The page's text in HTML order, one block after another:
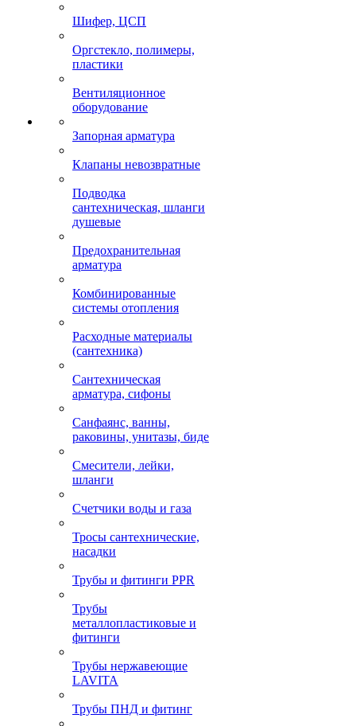
Шифер, ЦСП
Оргстекло, полимеры,
пластики
Вентиляционное
оборудование
Запорная арматура
Клапаны невозвратные
Подводка
сантехническая, шланги
душевые
Предохранительная
арматура
Комбинированные
системы отопления
Расходные материалы
(сантехника)
Сантехническая
арматура, сифоны
Санфаянс, ванны,
раковины, унитазы, биде
Смесители, лейки,
шланги
Счетчики воды и газа
Тросы сантехнические,
насадки
Трубы и фитинги PPR
Трубы
металлопластиковые и
фитинги
Трубы нержавеющие
LAVITA
Трубы ПНД и фитинг